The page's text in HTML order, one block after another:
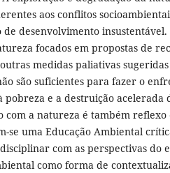
aos conflitos
desenvolvimento insustentável.
focados em propostas de
medidas paliativas
são suficientes para fazer o
pobreza e a destruição acelerada
com a natureza é também reflexo
se uma Educação Ambiental
com as perspectivas do
como forma de